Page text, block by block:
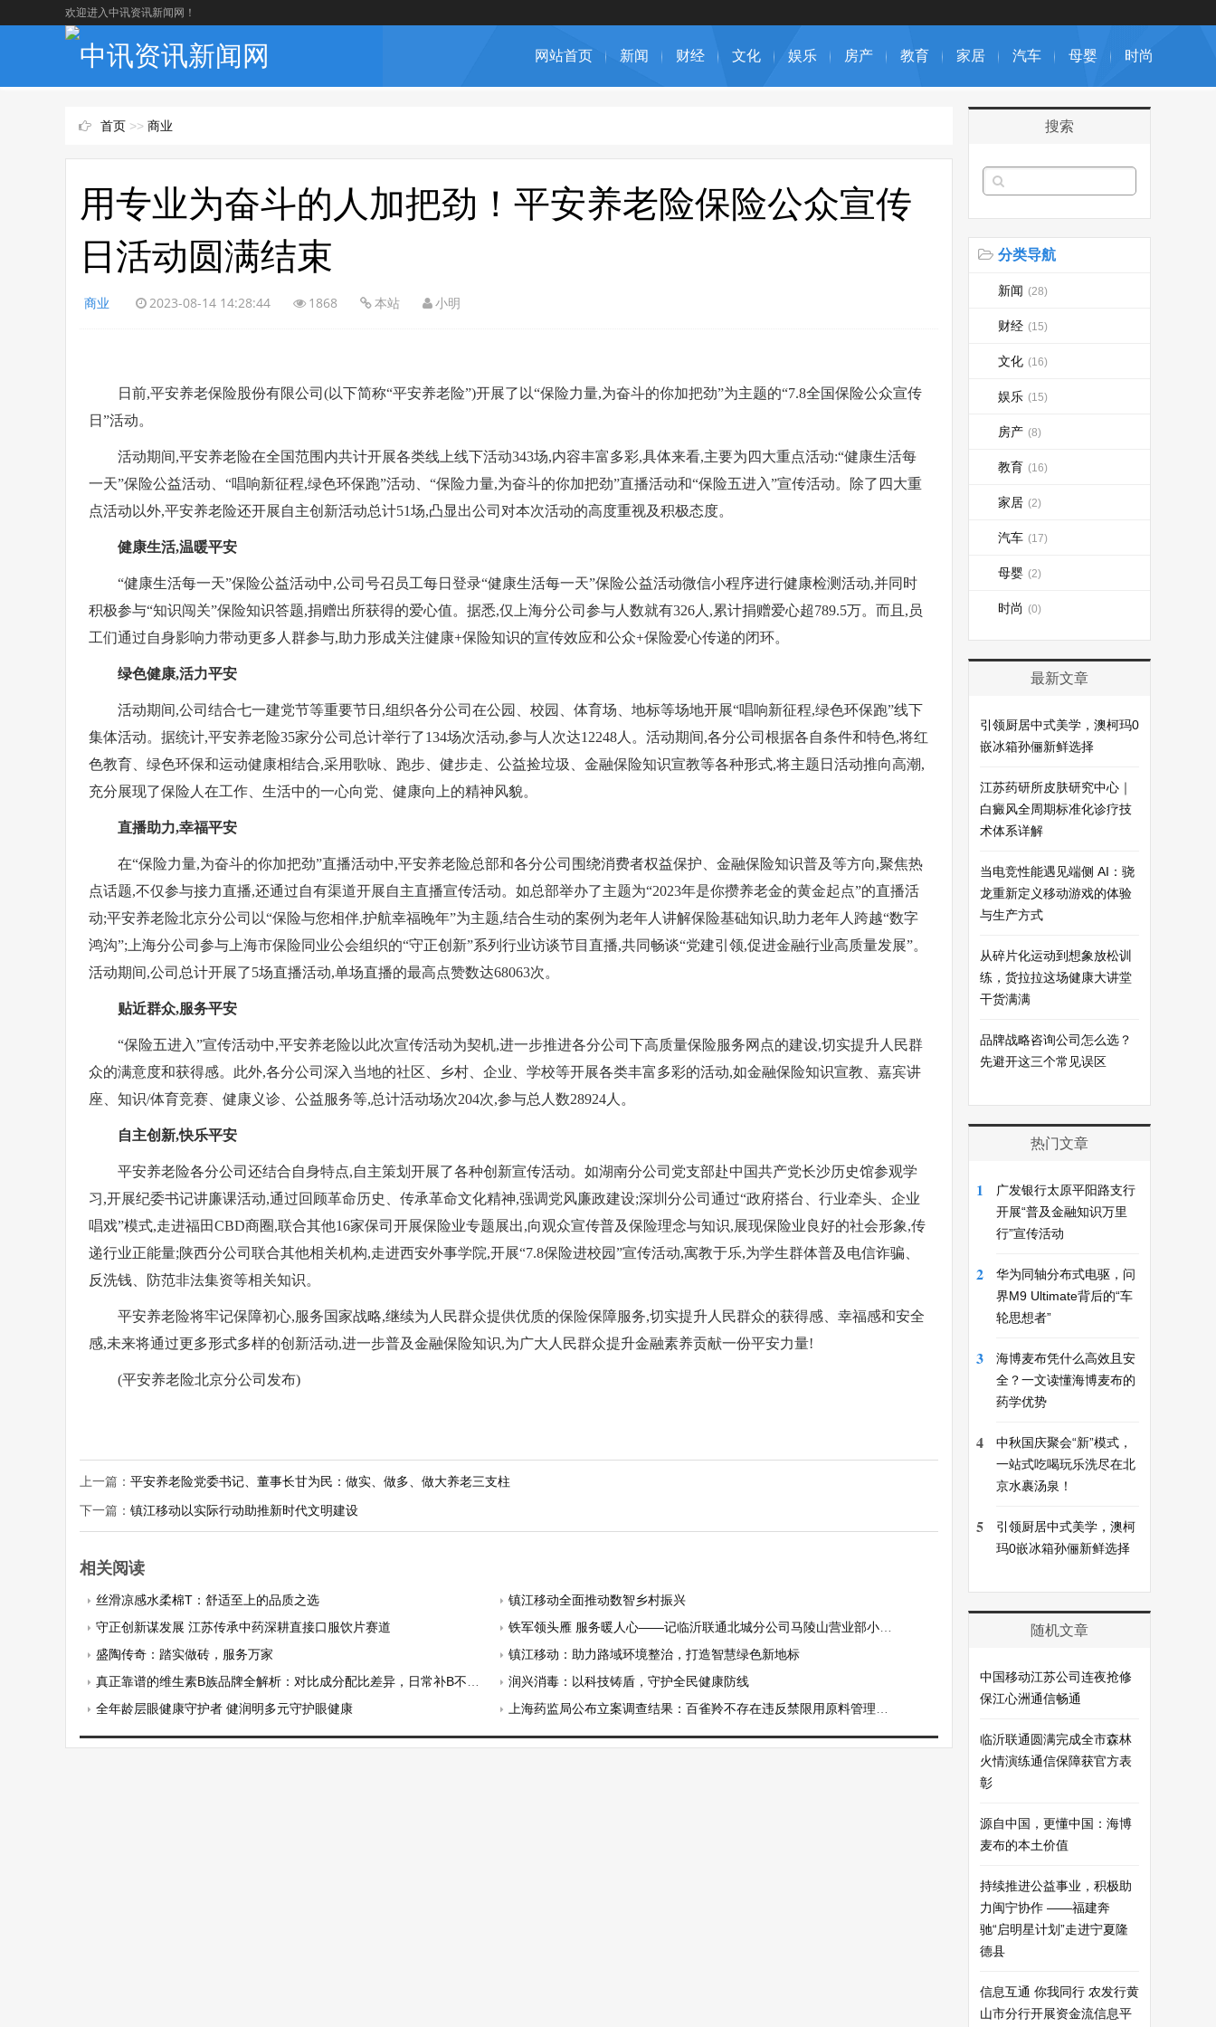
欢迎进入中讯资讯新闻网！
网站首页 新闻 财经 文化 娱乐 房产 教育 家居 汽车 母婴 时尚
首页 >> 商业
用专业为奋斗的人加把劲！平安养老险保险公众宣传
日活动圆满结束
商业 2023-08-14 14:28:44 1868 本站 小明
日前,平安养老保险股份有限公司(以下简称“平安养老险”)开展了以“保险力量,为奋斗的你加把劲”为主题的“7.8全国保险公众宣传
日”活动。
活动期间,平安养老险在全国范围内共计开展各类线上线下活动343场,内容丰富多彩,具体来看,主要为四大重点活动:“健康生活每
一天”保险公益活动、“唱响新征程,绿色环保跑”活动、“保险力量,为奋斗的你加把劲”直播活动和“保险五进入”宣传活动。除了四大重
点活动以外,平安养老险还开展自主创新活动总计51场,凸显出公司对本次活动的高度重视及积极态度。
健康生活,温暖平安
“健康生活每一天”保险公益活动中,公司号召员工每日登录“健康生活每一天”保险公益活动微信小程序进行健康检测活动,并同时
积极参与“知识闯关”保险知识答题,捐赠出所获得的爱心值。据悉,仅上海分公司参与人数就有326人,累计捐赠爱心超789.5万。而且,员
工们通过自身影响力带动更多人群参与,助力形成关注健康+保险知识的宣传效应和公众+保险爱心传递的闭环。
绿色健康,活力平安
活动期间,公司结合七一建党节等重要节日,组织各分公司在公园、校园、体育场、地标等场地开展“唱响新征程,绿色环保跑”线下
集体活动。据统计,平安养老险35家分公司总计举行了134场次活动,参与人次达12248人。活动期间,各分公司根据各自条件和特色,将红
色教育、绿色环保和运动健康相结合,采用歌咏、跑步、健步走、公益捡垃圾、金融保险知识宣教等各种形式,将主题日活动推向高潮,
充分展现了保险人在工作、生活中的一心向党、健康向上的精神风貌。
直播助力,幸福平安
在“保险力量,为奋斗的你加把劲”直播活动中,平安养老险总部和各分公司围绕消费者权益保护、金融保险知识普及等方向,聚焦热
点话题,不仅参与接力直播,还通过自有渠道开展自主直播宣传活动。如总部举办了主题为“2023年是你攒养老金的黄金起点”的直播活
动;平安养老险北京分公司以“保险与您相伴,护航幸福晚年”为主题,结合生动的案例为老年人讲解保险基础知识,助力老年人跨越“数字
鸿沟”;上海分公司参与上海市保险同业公会组织的“守正创新”系列行业访谈节目直播,共同畅谈“党建引领,促进金融行业高质量发展”。
活动期间,公司总计开展了5场直播活动,单场直播的最高点赞数达68063次。
贴近群众,服务平安
“保险五进入”宣传活动中,平安养老险以此次宣传活动为契机,进一步推进各分公司下高质量保险服务网点的建设,切实提升人民群
众的满意度和获得感。此外,各分公司深入当地的社区、乡村、企业、学校等开展各类丰富多彩的活动,如金融保险知识宣教、嘉宾讲
座、知识/体育竞赛、健康义诊、公益服务等,总计活动场次204次,参与总人数28924人。
自主创新,快乐平安
平安养老险各分公司还结合自身特点,自主策划开展了各种创新宣传活动。如湖南分公司党支部赴中国共产党长沙历史馆参观学
习,开展纪委书记讲廉课活动,通过回顾革命历史、传承革命文化精神,强调党风廉政建设;深圳分公司通过“政府搭台、行业牵头、企业
唱戏”模式,走进福田CBD商圈,联合其他16家保司开展保险业专题展出,向观众宣传普及保险理念与知识,展现保险业良好的社会形象,传
递行业正能量;陕西分公司联合其他相关机构,走进西安外事学院,开展“7.8保险进校园”宣传活动,寓教于乐,为学生群体普及电信诈骗、
反洗钱、防范非法集资等相关知识。
平安养老险将牢记保障初心,服务国家战略,继续为人民群众提供优质的保险保障服务,切实提升人民群众的获得感、幸福感和安全
感,未来将通过更多形式多样的创新活动,进一步普及金融保险知识,为广大人民群众提升金融素养贡献一份平安力量!
(平安养老险北京分公司发布)
上一篇： 平安养老险党委书记、董事长甘为民：做实、做多、做大养老三支柱
下一篇： 镇江移动以实际行动助推新时代文明建设
相关阅读
丝滑凉感水柔棉T：舒适至上的品质之选
镇江移动全面推动数智乡村振兴
守正创新谋发展 江苏传承中药深耕直接口服饮片赛道
铁军领头雁 服务暖人心——记临沂联通北城分公司马陵山营业部小CEO周芹
盛陶传奇：踏实做砖，服务万家
镇江移动：助力路域环境整治，打造智慧绿色新地标
真正靠谱的维生素B族品牌全解析：对比成分配比差异，日常补B不踩坑
润兴消毒：以科技铸盾，守护全民健康防线
全年龄层眼健康守护者 健润明多元守护眼健康
上海药监局公布立案调查结果：百雀羚不存在违反禁限用原料管理规定
搜索
分类导航
新闻 (28)
财经 (15)
文化 (16)
娱乐 (15)
房产 (8)
教育 (16)
家居 (2)
汽车 (17)
母婴 (2)
时尚 (0)
最新文章
引领厨居中式美学，澳柯玛0
嵌冰箱孙俪新鲜选择
江苏药研所皮肤研究中心｜
白癜风全周期标准化诊疗技
术体系详解
当电竞性能遇见端侧 AI：骁
龙重新定义移动游戏的体验
与生产方式
从碎片化运动到想象放松训
练，货拉拉这场健康大讲堂
干货满满
品牌战略咨询公司怎么选？
先避开这三个常见误区
热门文章
1
广发银行太原平阳路支行
开展“普及金融知识万里
行”宣传活动
2
华为同轴分布式电驱，问
界M9 Ultimate背后的“车
轮思想者”
3
海博麦布凭什么高效且安
全？一文读懂海博麦布的
药学优势
4
中秋国庆聚会“新”模式，
一站式吃喝玩乐洗尽在北
京水裹汤泉！
5
引领厨居中式美学，澳柯
玛0嵌冰箱孙俪新鲜选择
随机文章
中国移动江苏公司连夜抢修
保江心洲通信畅通
临沂联通圆满完成全市森林
火情演练通信保障获官方表
彰
源自中国，更懂中国：海博
麦布的本土价值
持续推进公益事业，积极助
力闽宁协作 ——福建奔
驰“启明星计划”走进宁夏隆
德县
信息互通 你我同行 农发行黄
山市分行开展资金流信息平